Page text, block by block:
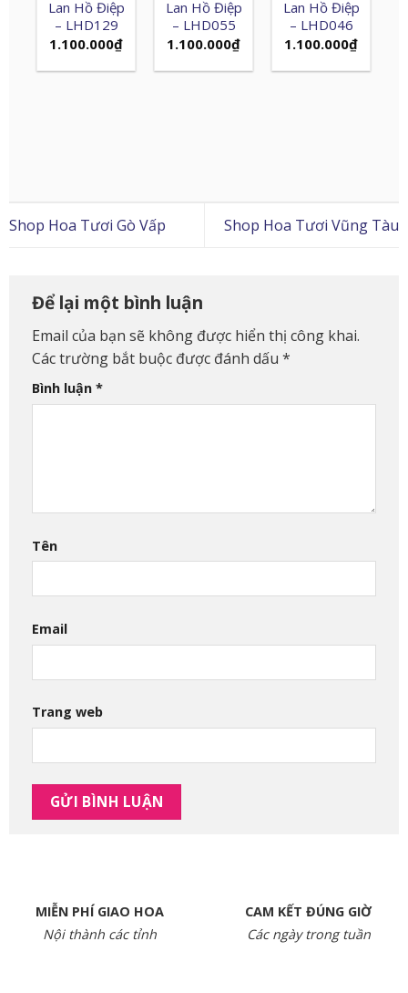
Lan Hồ Điệp
– LHD129
1.100.000₫
Lan Hồ Điệp
– LHD055
1.100.000₫
Lan Hồ Điệp
– LHD046
1.100.000₫
Shop Hoa Tươi Gò Vấp Shop Hoa Tươi Vũng Tàu
Để lại một bình luận
Email của bạn sẽ không được hiển thị công khai.
Các trường bắt buộc được đánh dấu *
Bình luận *
Tên
Email
Trang web
MIỄN PHÍ GIAO HOA
Nội thành các tỉnh
CAM KẾT ĐÚNG GIỜ
Các ngày trong tuần